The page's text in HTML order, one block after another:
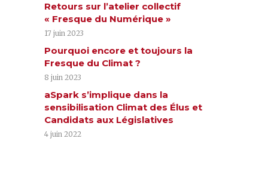
Retours sur l’atelier collectif
« Fresque du Numérique »
17 juin 2023
Pourquoi encore et toujours la
Fresque du Climat ?
8 juin 2023
aSpark s’implique dans la
sensibilisation Climat des Élus et
Candidats aux Législatives
4 juin 2022